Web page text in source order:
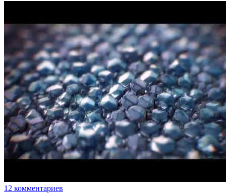
12 комментариев